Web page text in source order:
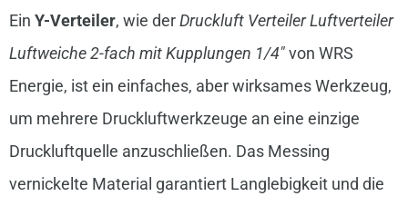
Ein Y-Verteiler, wie derDruckluft Verteiler Luftverteiler
Luftweiche 2-fach mit Kupplungen 1/4″von WRS
Energie, ist ein einfaches, aber wirksames Werkzeug,
um mehrere Druckluftwerkzeuge an eine einzige
Druckluftquelle anzuschließen. Das Messing
vernickelte Material garantiert Langlebigkeit und die